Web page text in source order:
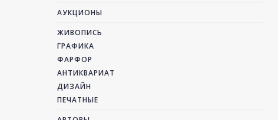
АУКЦИОНЫ
ЖИВОПИСЬ
ГРАФИКА
ФАРФОР
АНТИКВАРИАТ
ДИЗАЙН
ПЕЧАТНЫЕ